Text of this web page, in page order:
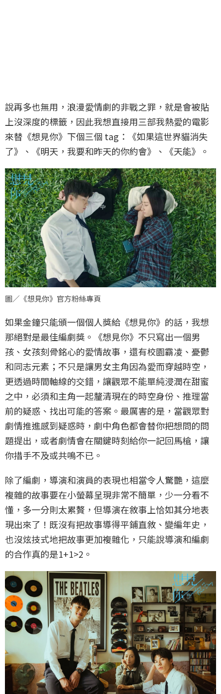
說再多也無用，浪漫愛情劇的非戰之罪，就是會被貼
上沒深度的標籤，因此我想直接用三部我熱愛的電影
來替《想見你》下個三個 tag：《如果這世界貓消失
了》、《明天，我要和昨天的你約會》、《天能》。
圖／《想見你》官方粉絲專頁
如果金鐘只能頒一個個人獎給《想見你》的話，我想
那絕對是最佳編劇獎。《想見你》不只寫出一個男
孩、女孩刻骨銘心的愛情故事，還有校園霸凌、憂鬱
和同志元素；不只是讓男女主角因為愛而穿越時空，
更透過時間軸線的交錯，讓觀眾不能單純浸潤在甜蜜
之中，必須和主角一起釐清現在的時空身份、推理當
前的疑惑、找出可能的答案。最厲害的是，當觀眾對
劇情推進感到疑惑時，劇中角色都會替你把想問的問
題提出，或者劇情會在關鍵時刻給你一記回馬槍，讓
你措手不及或共鳴不已。
除了編劇，導演和演員的表現也相當令人驚艷，這麼
複雜的故事要在小螢幕呈現非常不簡單，少一分看不
懂，多一分則太累贅，但導演在敘事上恰如其分地表
現出來了！既沒有把故事導得平鋪直敘、變編年史，
也沒炫技式地把故事更加複雜化，只能說導演和編劇
的合作真的是1+1>2。